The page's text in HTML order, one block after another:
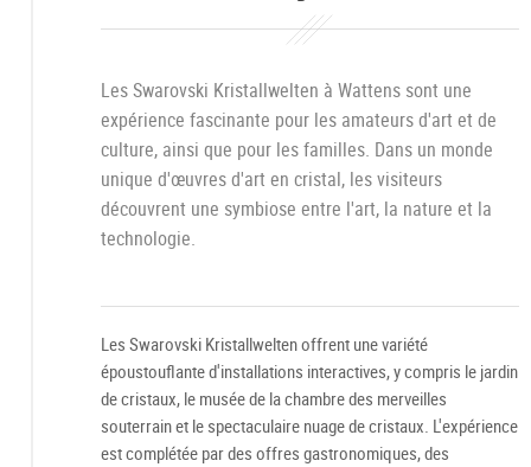
Les Swarovski Kristallwelten à Wattens sont une
expérience fascinante pour les amateurs d'art et de
culture, ainsi que pour les familles. Dans un monde
unique d'œuvres d'art en cristal, les visiteurs
découvrent une symbiose entre l'art, la nature et la
technologie.
Les Swarovski Kristallwelten offrent une variété
époustouflante d'installations interactives, y compris le jardin
de cristaux, le musée de la chambre des merveilles
souterrain et le spectaculaire nuage de cristaux. L'expérience
est complétée par des offres gastronomiques, des